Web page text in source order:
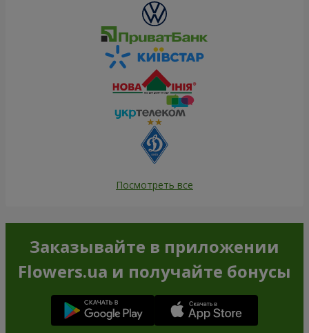
Посмотреть все
Заказывайте в приложении
Flowers.ua и получайте бонусы